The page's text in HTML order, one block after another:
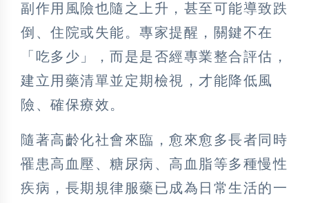
副作用風險也隨之上升，甚至可能導致跌
倒、住院或失能。專家提醒，關鍵不在
「吃多少」，而是是否經專業整合評估，
建立用藥清單並定期檢視，才能降低風
險、確保療效。
隨著高齡化社會來臨，愈來愈多長者同時
罹患高血壓、糖尿病、高血脂等多種慢性
疾病，長期規律服藥已成為日常生活的一